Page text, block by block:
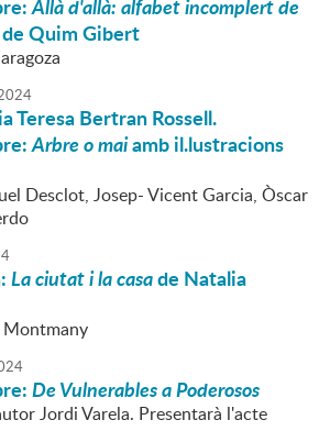
Allà d'allà: alfabet incomplert de
de Quim Gibert
Teresa Bertran Rossell.
Arbre o maiamb il.lustracions
Desclot, Josep- Vicent Garcia, Òscar
La ciutat i la casade Natalia
Montmany
De Vulnerables a Poderosos
Jordi Varela. Presentarà l'acte